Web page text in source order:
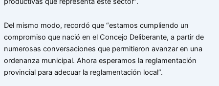
Del mismo modo, recordó que “estamos cumpliendo un
compromiso que nació en el Concejo Deliberante, a partir de
numerosas conversaciones que permitieron avanzar en una
ordenanza municipal. Ahora esperamos la reglamentación
provincial para adecuar la reglamentación local”.